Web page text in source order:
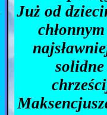
Już od
solidne